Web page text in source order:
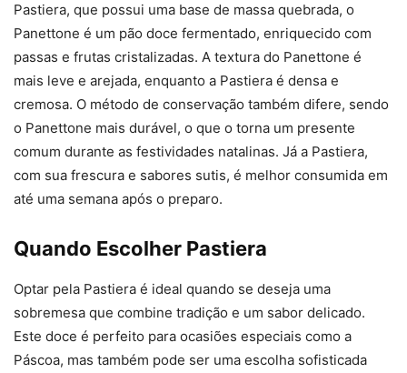
Pastiera, que possui uma base de massa quebrada, o
Panettone é um pão doce fermentado, enriquecido com
passas e frutas cristalizadas. A textura do Panettone é
mais leve e arejada, enquanto a Pastiera é densa e
cremosa. O método de conservação também difere, sendo
o Panettone mais durável, o que o torna um presente
comum durante as festividades natalinas. Já a Pastiera,
com sua frescura e sabores sutis, é melhor consumida em
até uma semana após o preparo.
Quando Escolher Pastiera
Optar pela Pastiera é ideal quando se deseja uma
sobremesa que combine tradição e um sabor delicado.
Este doce é perfeito para ocasiões especiais como a
Páscoa, mas também pode ser uma escolha sofisticada